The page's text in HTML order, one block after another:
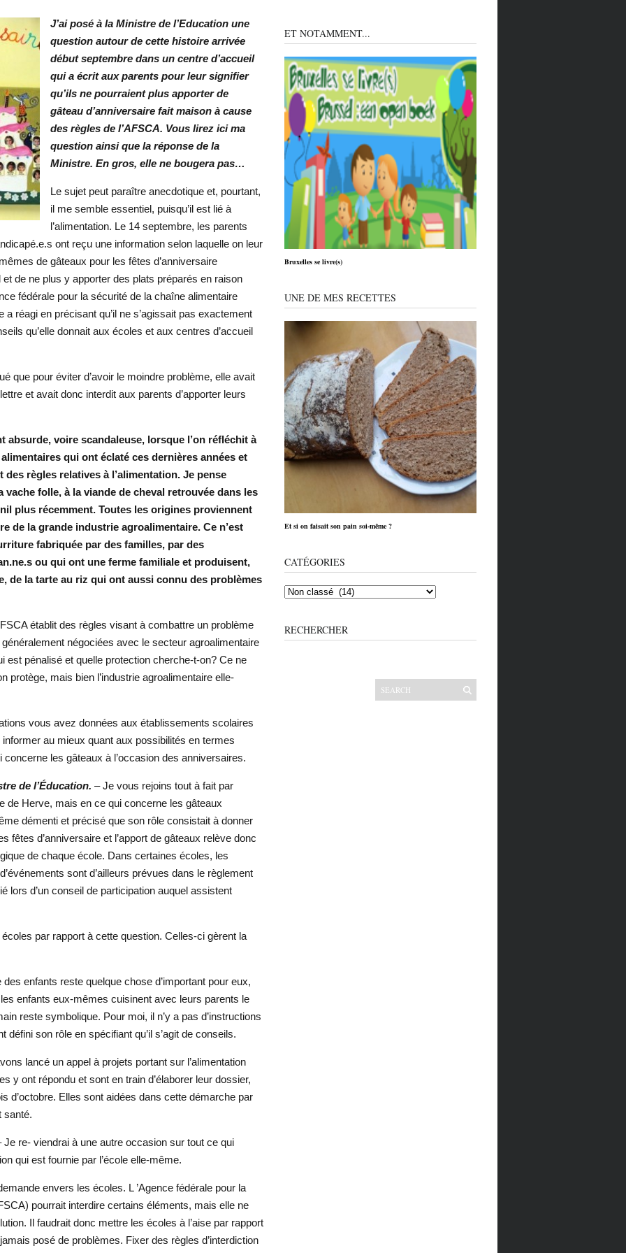
J’ai posé à la Ministre de l’Education une
question autour de cette histoire arrivée
début septembre dans un centre d’accueil
qui a écrit aux parents pour leur signifier
qu’ils ne pourraient plus apporter de
gâteau d’anniversaire fait maison à cause
des règles de l’AFSCA. Vous lirez ici ma
question ainsi que la réponse de la
Ministre. En gros, elle ne bougera pas…
Le sujet peut paraître anecdotique et, pourtant,
il me semble essentiel, puisqu’il est lié à
l’alimentation. Le 14 septembre, les parents
ont reçu une information selon laquelle on leur
de gâteaux pour les fêtes d’anniversaire
de ne plus y apporter des plats préparés en raison
fédérale pour la sécurité de la chaîne alimentaire
réagi en précisant qu’il ne s’agissait pas exactement
qu’elle donnait aux écoles et aux centres d’accueil
que pour éviter d’avoir le moindre problème, elle avait
et avait donc interdit aux parents d’apporter leurs
absurde, voire scandaleuse, lorsque l’on réfléchit à
qui ont éclaté ces dernières années et
règles relatives à l’alimentation. Je pense
vache folle, à la viande de cheval retrouvée dans les
plus récemment. Toutes les origines proviennent
de la grande industrie agroalimentaire. Ce n’est
fabriquée par des familles, par des
ou qui ont une ferme familiale et produisent,
de la tarte au riz qui ont aussi connu des problèmes
établit des règles visant à combattre un problème
négociées avec le secteur agroalimentaire
est pénalisé et quelle protection cherche-t-on? Ce ne
protège, mais bien l’industrie agroalimentaire elle-
vous avez données aux établissements scolaires
au mieux quant aux possibilités en termes
les gâteaux à l’occasion des anniversaires.
de l’Éducation. – Je vous rejoins tout à fait par
de Herve, mais en ce qui concerne les gâteaux
démenti et précisé que son rôle consistait à donner
fêtes d’anniversaire et l’apport de gâteaux relève donc
de chaque école. Dans certaines écoles, les
sont d’ailleurs prévues dans le règlement
lors d’un conseil de participation auquel assistent
par rapport à cette question. Celles-ci gèrent la
enfants reste quelque chose d’important pour eux,
enfants eux-mêmes cuisinent avec leurs parents le
reste symbolique. Pour moi, il n’y a pas d’instructions
défini son rôle en spécifiant qu’il s’agit de conseils.
lancé un appel à projets portant sur l’alimentation
y ont répondu et sont en train d’élaborer leur dossier,
d’octobre. Elles sont aidées dans cette démarche par
santé.
re- viendrai à une autre occasion sur tout ce qui
qui est fournie par l’école elle-même.
envers les écoles. L ’Agence fédérale pour la
pourrait interdire certains éléments, mais elle ne
Il faudrait donc mettre les écoles à l’aise par rapport
posé de problèmes. Fixer des règles d’interdiction
ET NOTAMMENT...
Bruxelles se livre(s)
UNE DE MES RECETTES
Et si on faisait son pain soi-même ?
CATÉGORIES
RECHERCHER